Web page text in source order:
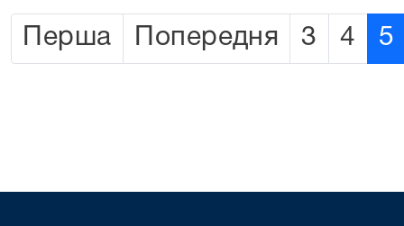
Перша Попередня 3 4 5